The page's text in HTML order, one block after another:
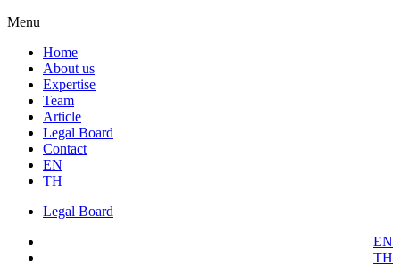
Menu
Home
About us
Expertise
Team
Article
Legal Board
Contact
EN
TH
Legal Board
EN
TH